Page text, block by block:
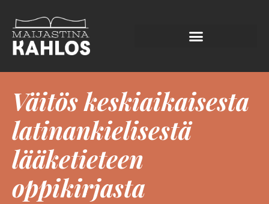
Väitös keskiaikaisesta
latinankielisestä
lääketieteen
oppikirjasta